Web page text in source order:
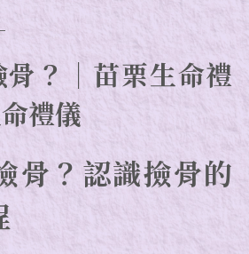
？｜苗栗生命禮
禮儀
骨？認識撿骨的